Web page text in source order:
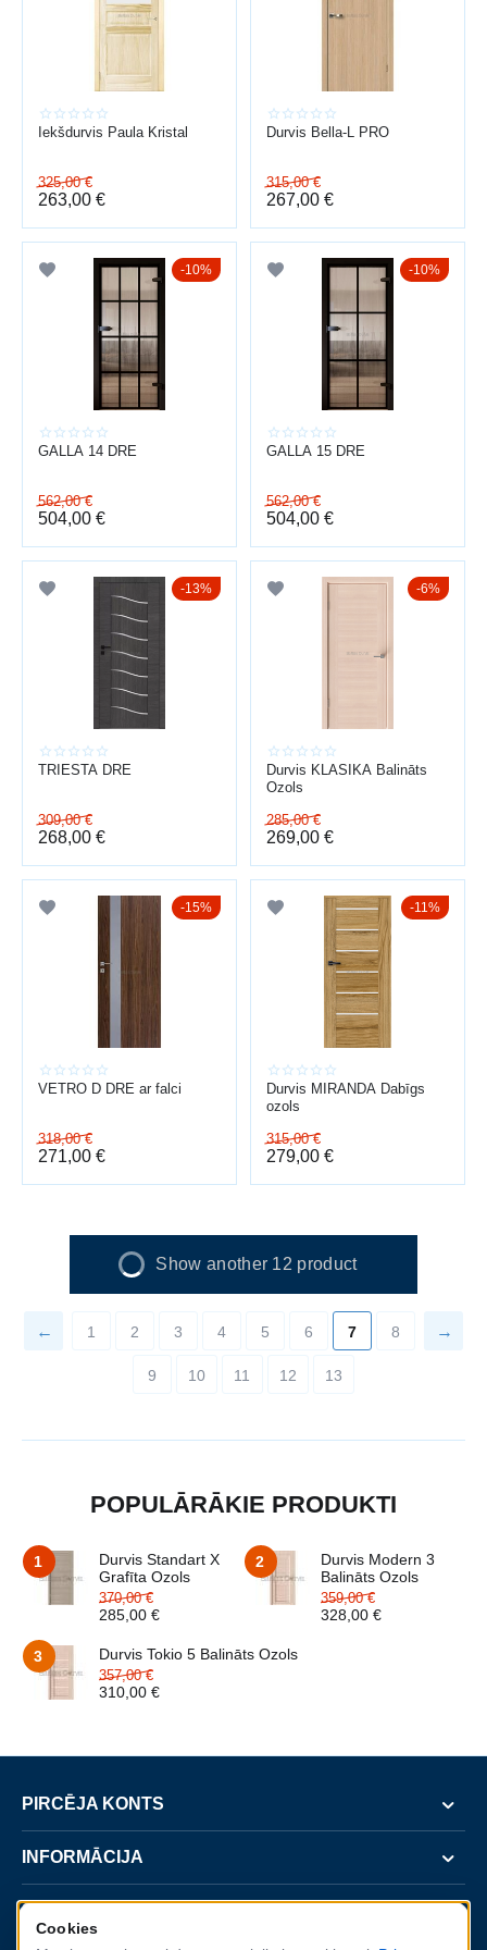
PRIEKŠROCĪBAS
telpu zonēšana
dizains un estētika
plaša izvēle
individuāli risinājumi
Iekšdurvis Paula Kristal
325,00 €
263,00 €
Durvis Bella-L PRO
315,00 €
267,00 €
10%
GALLA 14 DRE
562,00 €
504,00 €
10%
GALLA 15 DRE
562,00 €
504,00 €
13%
TRIESTA DRE
309,00 €
268,00 €
6%
Durvis KLASIKA Balināts
Ozols
285,00 €
269,00 €
15%
VETRO D DRE ar falci
318,00 €
271,00 €
11%
Durvis MIRANDA Dabīgs
ozols
315,00 €
279,00 €
Show another 12 product
1 2 3 4 5 6 7 8
9 10 11 12 13
POPULĀRĀKIE PRODUKTI
1
Durvis Standart X
Grafīta Ozols
370,00 €
285,00 €
2
Durvis Modern 3
Balināts Ozols
359,00 €
328,00 €
3 Durvis Tokio 5 Balināts Ozols
357,00 €
310,00 €
PIRCĒJA KONTS
INFORMĀCIJA
SERVISS
Cookies